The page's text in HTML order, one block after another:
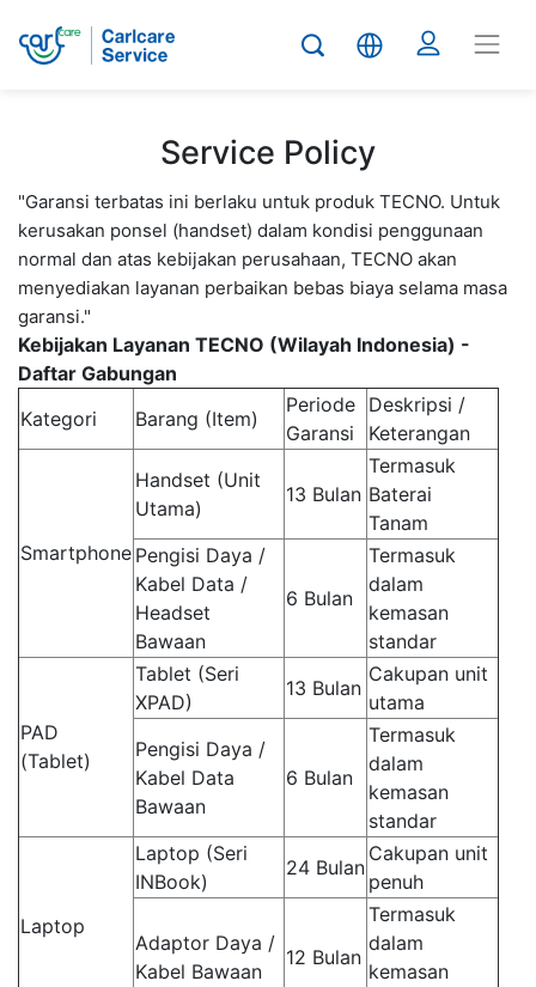
Service Policy
"Garansi terbatas ini berlaku untuk produk TECNO. Untuk
kerusakan ponsel (handset) dalam kondisi penggunaan
normal dan atas kebijakan perusahaan, TECNO akan
menyediakan layanan perbaikan bebas biaya selama masa
garansi."
Kebijakan Layanan TECNO (Wilayah Indonesia) -
Daftar Gabungan
Kategori
Barang (Item)
Periode
Garansi
Deskripsi /
Keterangan
Smartphone
Handset (Unit
Utama)
13 Bulan
Termasuk
Baterai
Tanam
Pengisi Daya /
Kabel Data /
Headset
Bawaan
6 Bulan
Termasuk
dalam
kemasan
standar
PAD
(Tablet)
Tablet (Seri
XPAD)
13 Bulan
Cakupan unit
utama
Pengisi Daya /
Kabel Data
Bawaan
6 Bulan
Termasuk
dalam
kemasan
standar
Laptop
Laptop (Seri
INBook)
24 Bulan
Cakupan unit
penuh
Adaptor Daya /
Kabel Bawaan
12 Bulan
Termasuk
dalam
kemasan